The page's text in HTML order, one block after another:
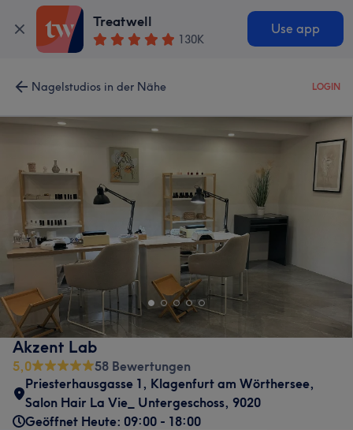
Treatwell
130K
Use app
Nagelstudios in der Nähe LOGIN
Akzent Lab
5,0
58 Bewertungen
Priesterhausgasse 1, Klagenfurt am Wörthersee,
Salon Hair La Vie_ Untergeschoss, 9020
Geöffnet Heute: 09:00 - 18:00